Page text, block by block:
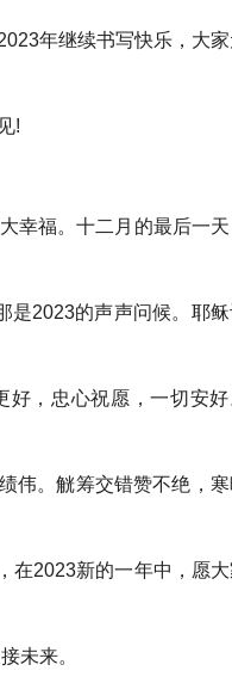
年继续书写快乐，大家
!
福。十二月的最后一天
2023的声声问候。耶稣
，忠心祝愿，一切安好
伟。觥筹交错赞不绝，寒
2023新的一年中，愿大
未来。